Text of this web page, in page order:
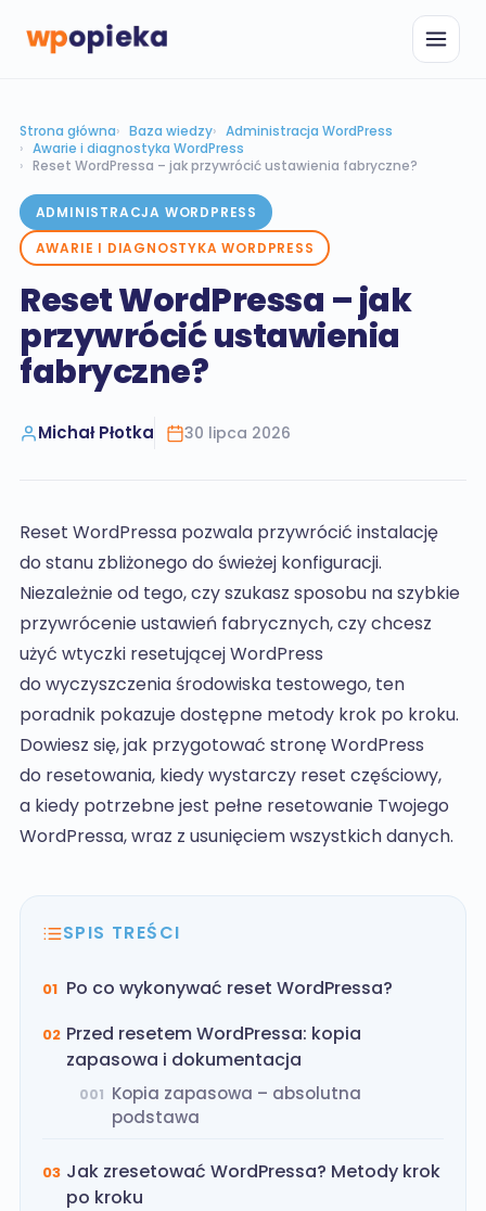
WordPress i WooCommerce
Opieka nad stronami WordPress
Opieka nad sklepami WooCommerce
Programista WordPress
TWORZENIE STRON I SKLEPÓW
Sklepy internetowe WooCommerce
BEZPIECZEŃSTWO
Usuwanie wirusów WordPress
Bezpieczeństwo WordPress
Wtyczki i integracje WordPress
WTYCZKI WORDPRESS I WOOCOMMERCE
Wdrożenie i konfiguracja wtyczek
Dedykowane wtyczki i rozwój
INTEGRACJE WORDPRESS
AI - sztuczna inteligencja
ASARI
Newsletter
INTEGRACJE WOOCOMMERCE
inPost
Przelewy24
Furgonetka
iFirma
inFakt
Fakturownia
Subiekt
Allegro
Audyty
AUDYTY TECHNICZNE
Audyt WordPress
Audyt WCAG
DLA WSZYSTKICH STRON
WCAG
Deklaracja dostępności
DLA SKLEPÓW
One click return
Omnibus
Usługi graficzne
Szkolenie i doradztwo WordPress
Marketing WordPress
SEO
Optymalizacja SEO
Pozycjonowanie WordPress
Optymalizacja LLM
Audyt Google Ads
SEM
Google Ads
Meta Ads
WDROŻENIE NARZĘDZI ANALITYCZNYCH
Google Analytics 4
Konfiguracja konwersji
Strona główna Baza wiedzy
Administracja WordPress
Awarie i diagnostyka WordPress
Reset WordPressa – jak przywrócić ustawienia fabryczne?
ADMINISTRACJA WORDPRESS
AWARIE I DIAGNOSTYKA WORDPRESS
Reset WordPressa – jak
przywrócić ustawienia
fabryczne?
Michał Płotka 30 lipca 2026
Reset WordPressa pozwala przywrócić instalację
do stanu zbliżonego do świeżej konfiguracji.
Niezależnie od tego, czy szukasz sposobu na szybkie
przywrócenie ustawień fabrycznych, czy chcesz
użyć wtyczki resetującej WordPress
do wyczyszczenia środowiska testowego, ten
poradnik pokazuje dostępne metody krok po kroku.
Dowiesz się, jak przygotować stronę WordPress
do resetowania, kiedy wystarczy reset częściowy,
a kiedy potrzebne jest pełne resetowanie Twojego
WordPressa, wraz z usunięciem wszystkich danych.
SPIS TREŚCI
01 Po co wykonywać reset WordPressa?
02 Przed resetem WordPressa: kopia
zapasowa i dokumentacja
001 Kopia zapasowa – absolutna
podstawa
03 Jak zresetować WordPressa? Metody krok
po kroku